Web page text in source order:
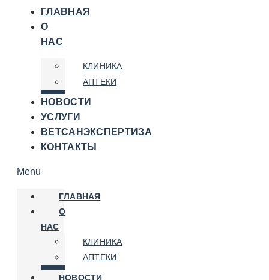
ГЛАВНАЯ
О
НАС
КЛИНИКА
АПТЕКИ
НОВОСТИ
УСЛУГИ
ВЕТСАНЭКСПЕРТИЗА
КОНТАКТЫ
Menu
ГЛАВНАЯ
О
НАС
КЛИНИКА
АПТЕКИ